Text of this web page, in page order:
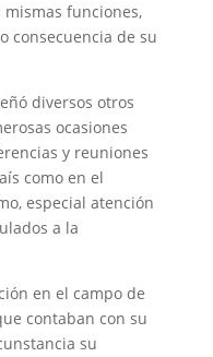
funciones,
consecuencia de su
diversos otros
ocasiones
y reuniones
como en el
especial atención
a la
en el campo de
contaban con su
su